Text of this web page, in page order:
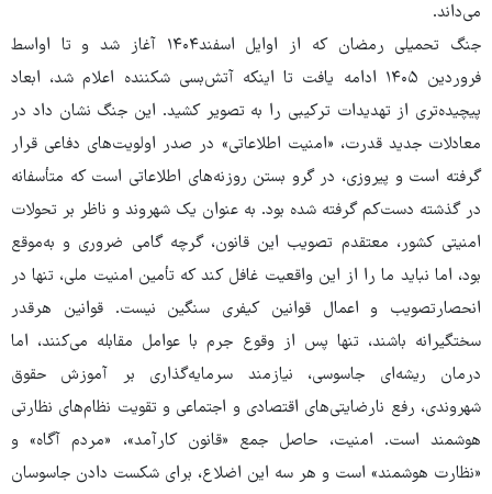
می‌داند.
جنگ تحمیلی رمضان که از اوایل اسفند۱۴۰۴ آغاز شد و تا اواسط
فروردین ۱۴۰۵ ادامه یافت تا اینکه آتش‌بسی شکننده اعلام شد، ابعاد
پیچیده‌تری از تهدیدات ترکیبی را به تصویر کشید. این جنگ نشان داد در
معادلات جدید قدرت، «امنیت اطلاعاتی» در صدر اولویت‌های دفاعی قرار
گرفته است و پیروزی، در گرو بستن روزنه‌های اطلاعاتی است که متأسفانه
در گذشته دست‌کم گرفته شده بود. به عنوان یک شهروند و ناظر بر تحولات
امنیتی کشور، معتقدم تصویب این قانون، گرچه گامی ضروری و به‌موقع
بود، اما نباید ما را از این واقعیت غافل کند که تأمین امنیت ملی، تنها در
انحصارتصویب و اعمال قوانین کیفری سنگین نیست. قوانین هرقدر
سختگیرانه باشند، تنها پس از وقوع جرم با عوامل مقابله می‌کنند، اما
درمان ریشه‌ای جاسوسی، نیازمند سرمایه‌گذاری بر آموزش حقوق
شهروندی، رفع نارضایتی‌های اقتصادی و اجتماعی و تقویت نظام‌های نظارتی
هوشمند است. امنیت، حاصل جمع «قانون کارآمد»، «مردم آگاه» و
«نظارت هوشمند» است و هر سه این اضلاع، برای شکست دادن جاسوسان